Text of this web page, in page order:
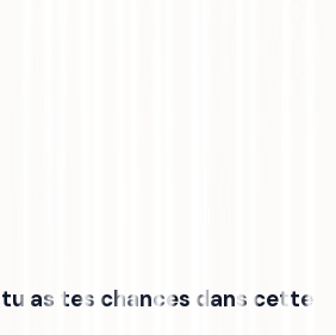
as tes chances dans cette